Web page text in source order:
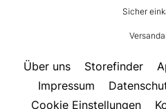
Sicher
Über uns Storefinder
Impressum
Cookie Einstellungen